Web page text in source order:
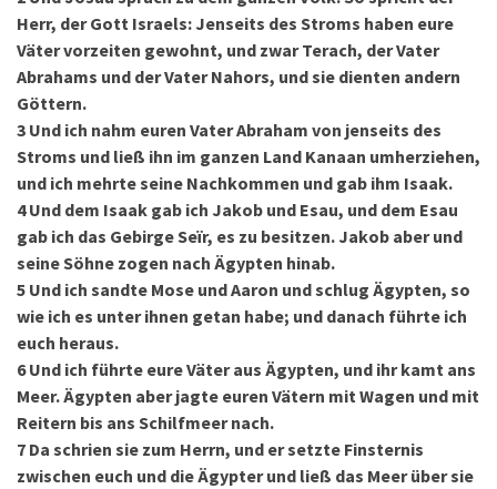
Herr, der Gott Israels: Jenseits des Stroms haben eure
Väter vorzeiten gewohnt, und zwar Terach, der Vater
Abrahams und der Vater Nahors, und sie dienten andern
Göttern.
3 Und ich nahm euren Vater Abraham von jenseits des
Stroms und ließ ihn im ganzen Land Kanaan umherziehen,
und ich mehrte seine Nachkommen und gab ihm Isaak.
4 Und dem Isaak gab ich Jakob und Esau, und dem Esau
gab ich das Gebirge Seïr, es zu besitzen. Jakob aber und
seine Söhne zogen nach Ägypten hinab.
5 Und ich sandte Mose und Aaron und schlug Ägypten, so
wie ich es unter ihnen getan habe; und danach führte ich
euch heraus.
6 Und ich führte eure Väter aus Ägypten, und ihr kamt ans
Meer. Ägypten aber jagte euren Vätern mit Wagen und mit
Reitern bis ans Schilfmeer nach.
7 Da schrien sie zum Herrn, und er setzte Finsternis
zwischen euch und die Ägypter und ließ das Meer über sie